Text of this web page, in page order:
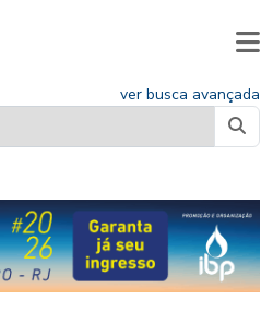
ver busca avançada